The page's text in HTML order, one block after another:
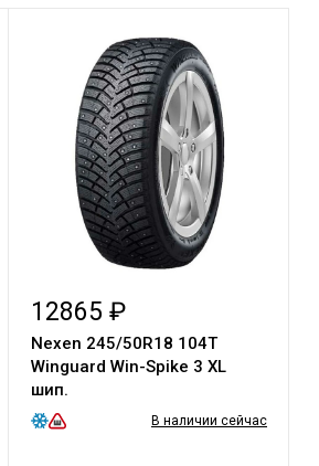
12865 ₽
Nexen 245/50R18 104T
Winguard Win-Spike 3 XL
шип.
В наличии сейчас